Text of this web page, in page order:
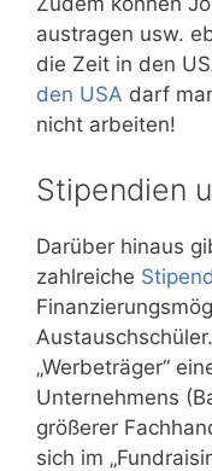
austragen usw.
die Zeit in den
den USA darf
nicht arbeiten!
Stipendien
Darüber hinaus
zahlreiche
„Werbeträger“
Unternehmens
größerer
sich im